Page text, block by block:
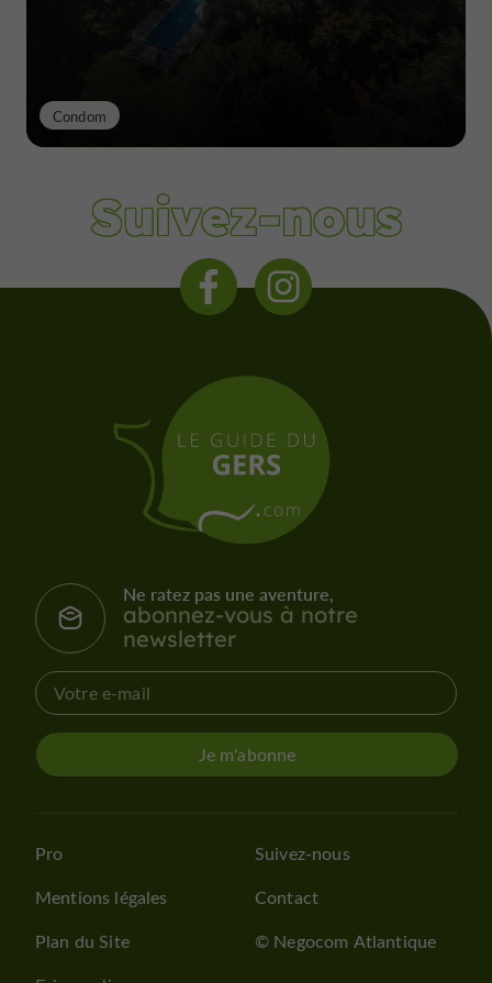
Condom
Suivez-nous
Ne ratez pas une aventure,
abonnez-vous à notre
newsletter
Je m'abonne
Pro
Mentions légales
Plan du Site
Suivez-nous
Contact
© Negocom Atlantique